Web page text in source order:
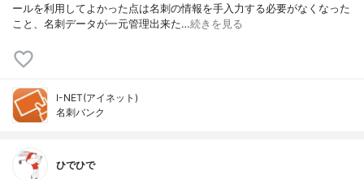
ールを利用してよかった点は名刺の情報を手入力する必要がなくなった
こと、名刺データが一元管理出来た…続きを見る
I-NET(アイネット)
名刺バンク
ひでひで